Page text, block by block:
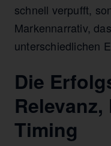
schnell verpufft,
Markennarrativ,
unterschiedlichen
Die
Timing